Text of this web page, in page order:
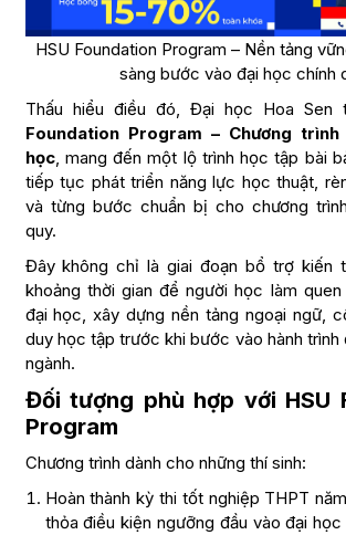
HSU Foundation Program – Nền tảng
sàng bước vào đại học chính
Thấu hiểu điều đó, Đại học Hoa Sen
Foundation Program – Chương
học, mang đến một lộ trình học tập bài
tiếp tục phát triển năng lực học thuật,
và từng bước chuẩn bị cho chương
quy.
Đây không chỉ là giai đoạn bổ trợ kiến
khoảng thời gian để người học làm
đại học, xây dựng nền tảng ngoại ngữ,
duy học tập trước khi bước vào hành trình
ngành.
Đối tượng phù hợp với HSU
Program
Chương trình dành cho những thí sinh:
Hoàn thành kỳ thi tốt nghiệp THPT
thỏa điều kiện ngưỡng đầu vào đại